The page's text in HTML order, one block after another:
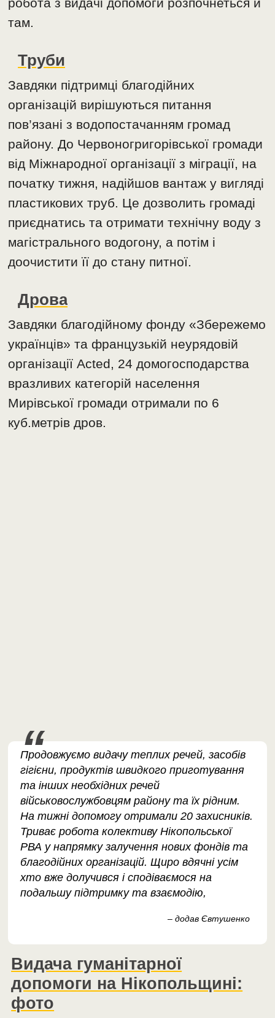
там.
Труби
Завдяки підтримці благодійних
організацій вирішуються питання
пов’язані з водопостачанням громад
району. До Червоногригорівської громади
від Міжнародної організації з міграції, на
початку тижня, надійшов вантаж у вигляді
пластикових труб. Це дозволить громаді
приєднатись та отримати технічну воду з
магістрального водогону, а потім і
доочистити її до стану питної.
Дрова
Завдяки благодійному фонду «Збережемо
українців» та французькій неурядовій
організації Acted, 24 домогосподарства
вразливих категорій населення
Мирівської громади отримали по 6
куб.метрів дров.
Продовжуємо видачу теплих речей, засобів
гігієни, продуктів швидкого приготування
та інших необхідних речей
військовослужбовцям району та їх рідним.
На тижні допомогу отримали 20 захисників.
Триває робота колективу Нікопольської
РВА у напрямку залучення нових фондів та
благодійних організацій. Щиро вдячні усім
хто вже долучився і сподіваємося на
подальшу підтримку та взаємодію,
– додав Євтушенко
Видача гуманітарної
допомоги на Нікопольщині:
фото